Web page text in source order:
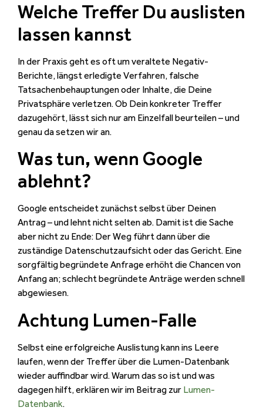
Welche Treffer Du auslisten
lassen kannst
In der Praxis geht es oft um veraltete Negativ-
Berichte, längst erledigte Verfahren, falsche
Tatsachenbehauptungen oder Inhalte, die Deine
Privatsphäre verletzen. Ob Dein konkreter Treffer
dazugehört, lässt sich nur am Einzelfall beurteilen – und
genau da setzen wir an.
Was tun, wenn Google
ablehnt?
Google entscheidet zunächst selbst über Deinen
Antrag – und lehnt nicht selten ab. Damit ist die Sache
aber nicht zu Ende: Der Weg führt dann über die
zuständige Datenschutzaufsicht oder das Gericht. Eine
sorgfältig begründete Anfrage erhöht die Chancen von
Anfang an; schlecht begründete Anträge werden schnell
abgewiesen.
Achtung Lumen-Falle
Selbst eine erfolgreiche Auslistung kann ins Leere
laufen, wenn der Treffer über die Lumen-Datenbank
wieder auffindbar wird. Warum das so ist und was
dagegen hilft, erklären wir im Beitrag zur Lumen-
Datenbank.